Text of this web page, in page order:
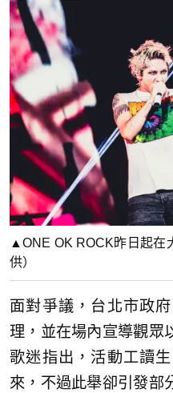
▲ONE OK ROCK昨日起在
供）
面對爭議，台北市政
理，並在場內宣導觀眾
歌迷指出，活動工讀
來，不過此舉卻引發部